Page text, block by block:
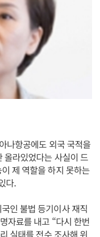
나항공에도 외국 국적을
올라있었다는 사실이 드
제 역할을 하지 못하는
다.
인 불법 등기이사 재직
자료를 내고 “다시 한번
실태를 전수 조사해 위